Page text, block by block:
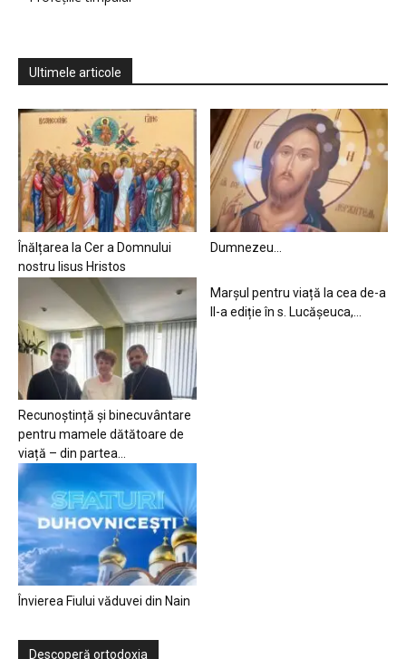
Ultimele articole
Înălțarea la Cer a Domnului
nostru Iisus Hristos
Dumnezeu…
Recunoștință și binecuvântare
pentru mamele dătătoare de
viață – din partea...
Marșul pentru viață la cea de-a
II-a ediție în s. Lucășeuca,...
Învierea Fiului văduvei din Nain
Descoperă ortodoxia